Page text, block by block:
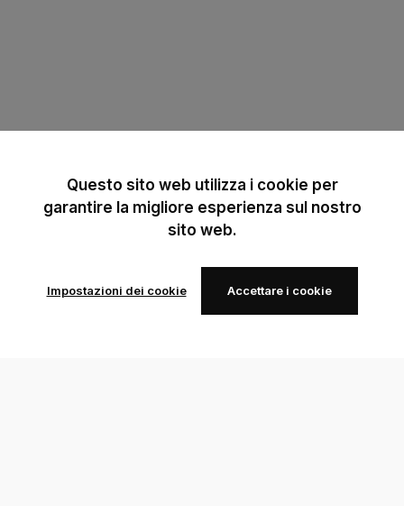
Questo sito web utilizza i cookie per
garantire la migliore esperienza sul nostro
sito web.
Impostazioni dei cookie Accettare i cookie